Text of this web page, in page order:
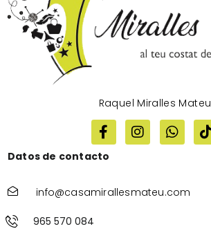
Raquel Miralles Mateu
Datos de contacto
info@casamirallesmateu.com
965 570 084